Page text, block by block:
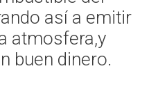
así a emitir
atmosfera,y
buen dinero.